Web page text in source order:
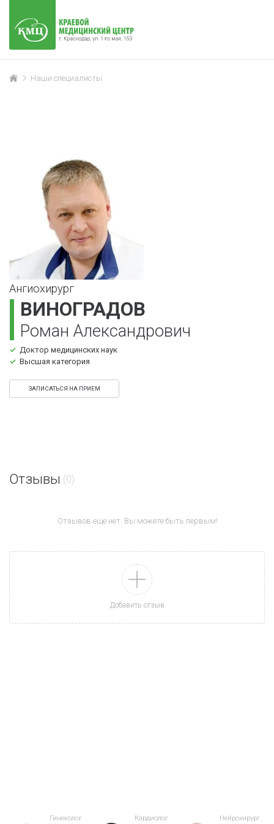
Наши специалисты
Ангиохирург
ВИНОГРАДОВ
Роман Александрович
Доктор медицинских наук
Высшая категория
ЗАПИСАТЬСЯ НА ПРИЕМ
Отзывы(0)
Отзывов еще нет. Вы можете быть первым!
Добавить отзыв
Гинеколог Кардиолог Нейрохирург